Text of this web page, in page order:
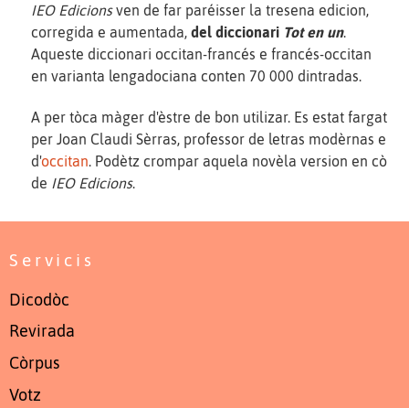
IEO Edicionsven de far paréisser la tresena edicion,
corregida e aumentada, del diccionari Tot en un.
Aqueste diccionari occitan-francés e francés-occitan
en varianta lengadociana conten 70 000 dintradas.
A per tòca màger d'èstre de bon utilizar. Es estat fargat
per Joan Claudi Sèrras, professor de letras modèrnas e
d'occitan . Podètz crompar aquela novèla version en cò
de IEO Edicions.
Servicis
Dicodòc
Revirada
Còrpus
Votz